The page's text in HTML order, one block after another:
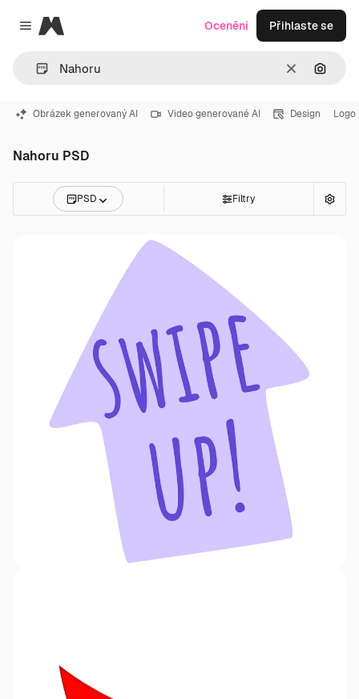
Close menu
Magnific
ZrušitHledat
Ocenění Přihlaste se
Obrázek generovaný AI Video generované AI Design Logo
Nahoru PSD
PSD Filtry